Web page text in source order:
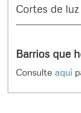
Cortes de luz
Barrios que
Consulte aquí